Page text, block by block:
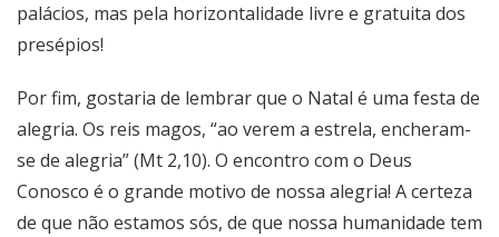
palácios, mas pela horizontalidade livre e gratuita dos
presépios!
Por fim, gostaria de lembrar que o Natal é uma festa de
alegria. Os reis magos, “ao verem a estrela, encheram-
se de alegria” (Mt 2,10). O encontro com o Deus
Conosco é o grande motivo de nossa alegria! A certeza
de que não estamos sós, de que nossa humanidade tem